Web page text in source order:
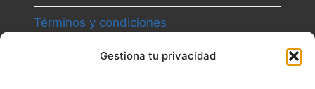
Gestiona tu privacidad
Términos y condiciones